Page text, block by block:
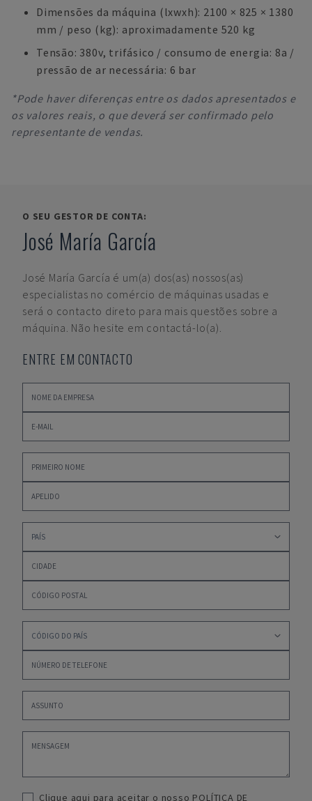
Dimensões da máquina (lxwxh): 2100 × 825 × 1380
mm / peso (kg): aproximadamente 520 kg
Tensão: 380v, trifásico / consumo de energia: 8a /
pressão de ar necessária: 6 bar
*Pode haver diferenças entre os dados apresentados e
os valores reais, o que deverá ser confirmado pelo
representante de vendas.
O SEU GESTOR DE CONTA:
José María García
José María García é um(a) dos(as) nossos(as)
especialistas no comércio de máquinas usadas e
será o contacto direto para mais questões sobre a
máquina. Não hesite em contactá-lo(a).
ENTRE EM CONTACTO
Clique aqui para aceitar o nosso POLÍTICA DE